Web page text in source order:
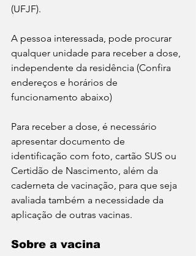
(UFJF).
A pessoa interessada, pode procurar
qualquer unidade para receber a dose,
independente da residência (Confira
endereços e horários de
funcionamento abaixo)
Para receber a dose, é necessário
apresentar documento de
identificação com foto, cartão SUS ou
Certidão de Nascimento, além da
caderneta de vacinação, para que seja
avaliada também a necessidade da
aplicação de outras vacinas.
Sobre a vacina